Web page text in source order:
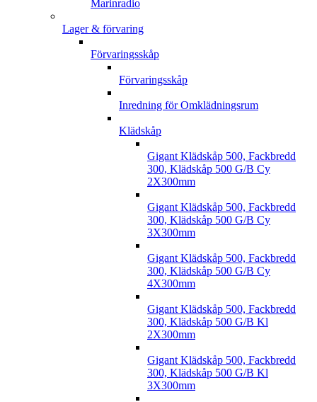
Marinradio
Lager & förvaring
Förvaringsskåp
Förvaringsskåp
Inredning för Omklädningsrum
Klädskåp
Gigant Klädskåp 500, Fackbredd
300, Klädskåp 500 G/B Cy
2X300mm
Gigant Klädskåp 500, Fackbredd
300, Klädskåp 500 G/B Cy
3X300mm
Gigant Klädskåp 500, Fackbredd
300, Klädskåp 500 G/B Cy
4X300mm
Gigant Klädskåp 500, Fackbredd
300, Klädskåp 500 G/B Kl
2X300mm
Gigant Klädskåp 500, Fackbredd
300, Klädskåp 500 G/B Kl
3X300mm